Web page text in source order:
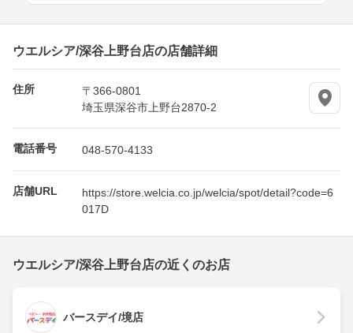
ウエルシア/深谷上野台店の店舗詳細
住所
〒366-0801
埼玉県深谷市上野台2870-2
電話番号 048-570-4133
店舗URL
https://store.welcia.co.jp/welcia/spot/detail?code=6
017D
ウエルシア/深谷上野台店の近くのお店
バースデイ/境店